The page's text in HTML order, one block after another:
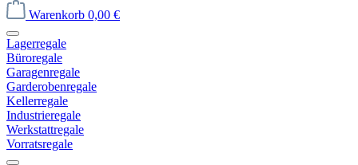
Warenkorb 0,00 €
Lagerregale
Büroregale
Garagenregale
Garderobenregale
Kellerregale
Industrieregale
Werkstattregale
Vorratsregale